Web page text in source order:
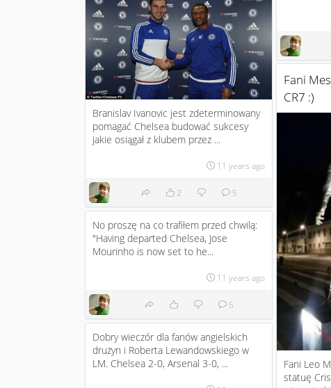
Branislav Ivanovic jest zdeterminowany
pomagać Chelsea budować sukcesy
jakie osiągał z klubem przez ...
11 years ago
2 5
Fani
CR7 :)
Fani Leo
statuę
No proszę na co trafiłem przed chwilą:
"Having departed Chelsea, Jose
Mourinho is now set to he...
11 years ago
5
Dobry wieczór dla fanów angielskich
drużyn i Roberta Lewandowskiego w
LM. Chelsea 2-0, Arsenal 3-0, ...